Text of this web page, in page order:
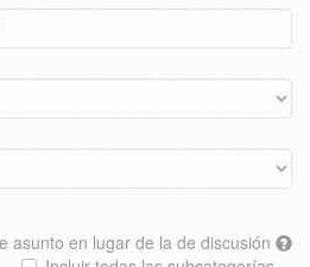
asunto en lugar de la de discusión